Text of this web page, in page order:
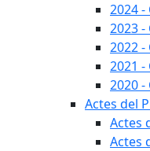
2024
2023
2022
2021
2020
Actes del
Actes
Actes